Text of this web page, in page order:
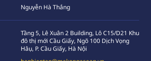
Nguyễn Hà Thắng
Tầng 5, Lê Xuân 2 Building, Lô C15/D21 Khu
đô thị mới Cầu Giấy, Ngõ 100 Dịch Vọng
Hâụ, P. Cầu Giấy, Hà Nội